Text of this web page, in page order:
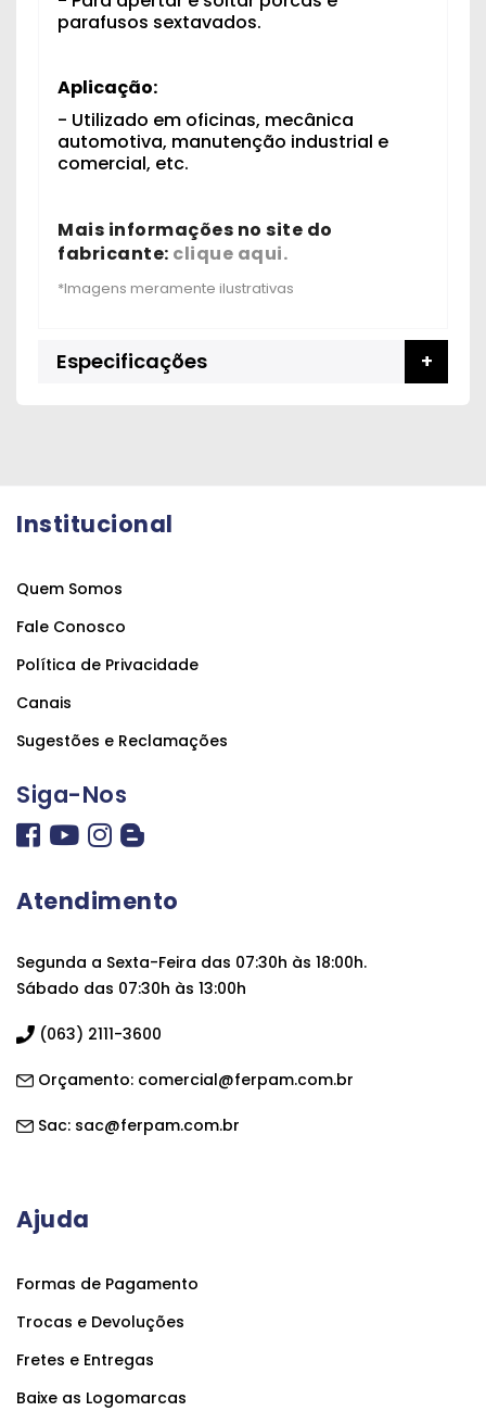
parafusos sextavados.
Aplicação:
- Utilizado em oficinas, mecânica
automotiva, manutenção industrial e
comercial, etc.
Mais informações no site do
fabricante: clique aqui.
Especificações
Institucional
Quem Somos
Fale Conosco
Política de Privacidade
Canais
Sugestões e Reclamações
Siga-Nos
Atendimento
Segunda a Sexta-Feira das 07:30h às 18:00h.
Sábado das 07:30h às 13:00h
(063) 2111-3600
Orçamento: comercial@ferpam.com.br
Sac: sac@ferpam.com.br
Ajuda
Formas de Pagamento
Trocas e Devoluções
Fretes e Entregas
Baixe as Logomarcas